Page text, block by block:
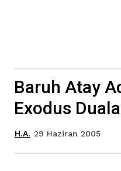
Baruh Atay
Exodus
H.A. 29 Haziran 2005